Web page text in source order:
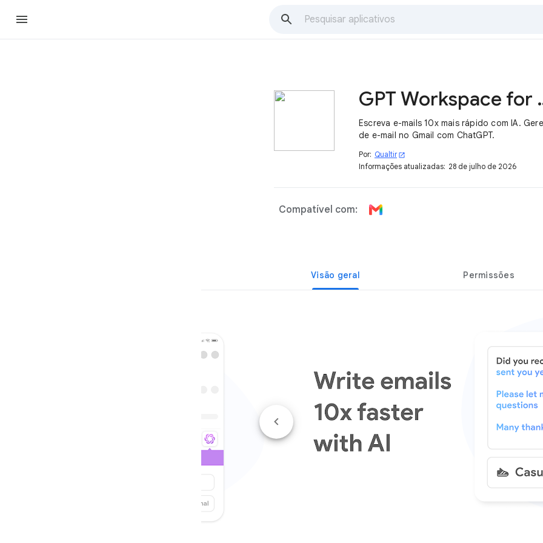
GPT
Escreva e-mails 10x mais rápido com IA.
de e-mail no Gmail com ChatGPT.
Por: Qualtir open_in_new
Informações atualizadas: 28 de julho de 2026
Compatível com:
Visão geral Permissões